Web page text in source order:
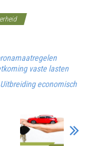
vaste lasten
Uitbreiding economisch